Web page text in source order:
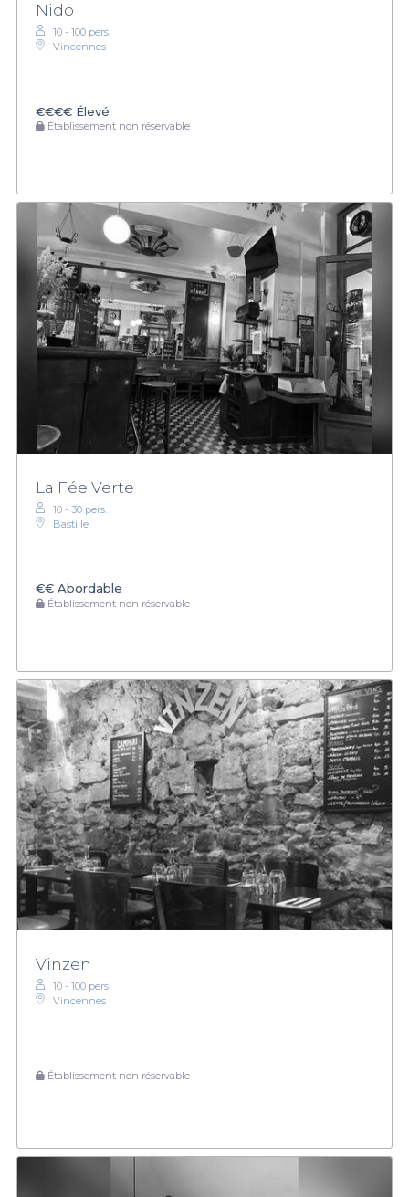
Nido
10 - 100 pers.
Vincennes
€€€€ Élevé
Établissement non réservable
La Fée Verte
10 - 30 pers.
Bastille
€€ Abordable
Établissement non réservable
Vinzen
10 - 100 pers.
Vincennes
Établissement non réservable